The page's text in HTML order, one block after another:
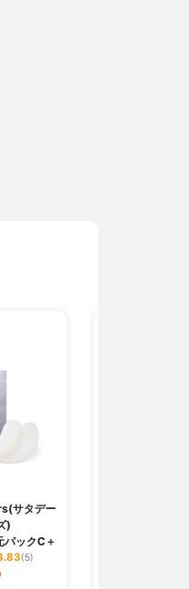
サタデー
)
パックC＋
(5)